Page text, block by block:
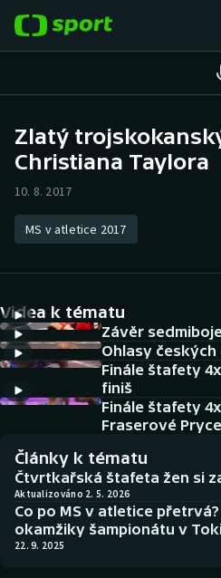
Hokej
Atletika
DALŠÍ SPORTY
Americký fotbal
Baseball a softbal
Basketbal
Biatlon
Boby a skeleton
NEPŘEHLÉDNĚTE
Historické návraty
Aplikace ČT sport
AZ kvíz
Zlatý
Christiana Taylora
10. 8. 2017
MS v atletice 2017
Videa k tématu
Závěr
Ohlasy
Finále štafety
finiš
Finále štafety
Fraserové
Články k tématu
Čtvrtkařská štafeta žen si
Aktualizováno 2. 5. 2026
Co po MS v atletice
okamžiky šampionátu v
22. 9. 2025